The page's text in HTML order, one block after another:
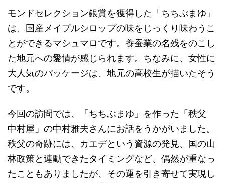
モンドセレクション銀賞を獲得した「ちちぶまゆ」
は、国産メイプルシロップの味をじっくり味わうこ
とができるマシュマロです。養蚕業の名残をのこし
た地元への愛情が感じられます。ちなみに、女性に
大人気のパッケージは、地元の高校生が描いたそう
です。
今回の訪問では、「ちちぶまゆ」を作った「秩父
中村屋」の中村雅夫さんにお話をうかがいました。
秩父の奇跡には、カエデという資源の発見、国の山
林政策と連動できたタイミングなど、偶然が重なっ
たこともありましたが、その運を引き寄せて実現し